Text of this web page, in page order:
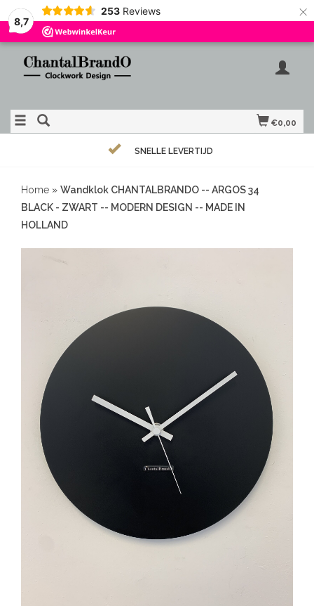
8,7
253 Reviews ×
€0,00
SNELLE LEVERTIJD
Home » Wandklok CHANTALBRANDO -- ARGOS 34
BLACK - ZWART -- MODERN DESIGN -- MADE IN
HOLLAND